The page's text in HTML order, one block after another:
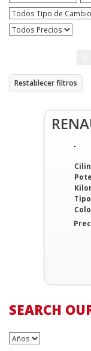
Restablecer filtros
SEARCH